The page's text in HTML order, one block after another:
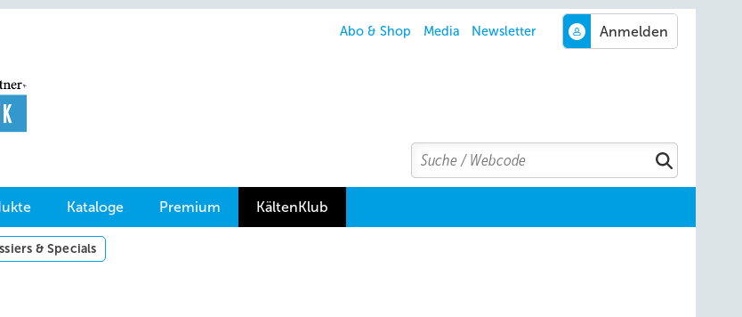
Abo & Shop Media Newsletter
Search
Suchen
Kataloge Premium KältenKlub
& Specials